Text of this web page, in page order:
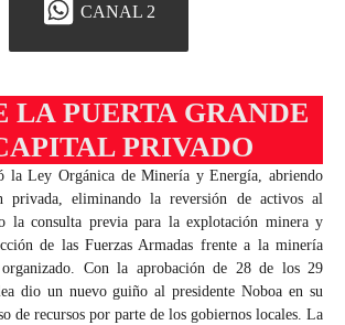
CANAL 2
LA PUERTA GRANDE
PRIVADO
la Ley Orgánica de Minería y Energía, abriendo
privada, eliminando la reversión de activos al
la consulta previa para la explotación minera y
de las Fuerzas Armadas frente a la minería
Con la aprobación de 28 de los 29
dio un nuevo guiño al presidente Noboa en su
de recursos por parte de los gobiernos locales. La